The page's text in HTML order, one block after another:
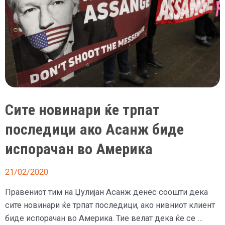
Сите новинари ќе трпат
последици ако Асанж биде
испорачан во Америка
21/02/2020
Правениот тим на Џулијан Асанж денес соошти дека
сите новинари ќе трпат последици, ако нивниот клиент
биде испорачан во Америка. Тие велат дека ќе се …